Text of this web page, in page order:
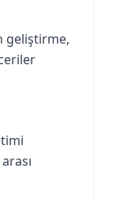
geliştirme,